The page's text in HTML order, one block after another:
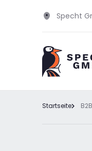
Specht
Startseite